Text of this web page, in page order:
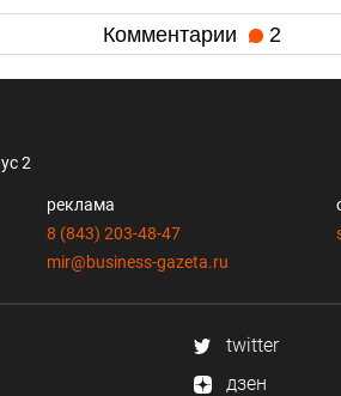
Комментарии 2
2
реклама
8 (843) 203-48-47
mir@business-gazeta.ru
twitter
дзен